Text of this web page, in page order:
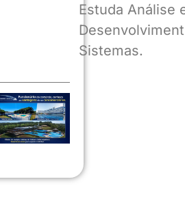
Estuda Análise
Sistemas.